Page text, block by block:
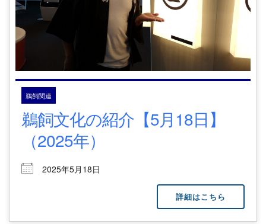
鵜飼関連
鵜飼文化の紹介【5月18日】
（2025年）
2025年5月18日
詳細はこちら